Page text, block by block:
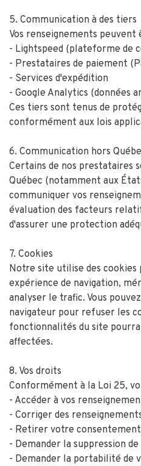
5. Communication à des tiers
Vos renseignements peuvent
- Lightspeed (plateforme de
- Prestataires de paiement
- Services d'expédition
- Google Analytics (données
Ces tiers sont tenus de
conformément aux lois
6. Communication hors
Certains de nos prestataires
Québec (notamment aux
communiquer vos
évaluation des facteurs
d'assurer une protection
7. Cookies
Notre site utilise des
expérience de navigation,
analyser le trafic. Vous
navigateur pour refuser les
fonctionnalités du site
affectées.
8. Vos droits
Conformément à la Loi 25,
- Accéder à vos
- Corriger des
- Retirer votre
- Demander la suppression
- Demander la portabilité de